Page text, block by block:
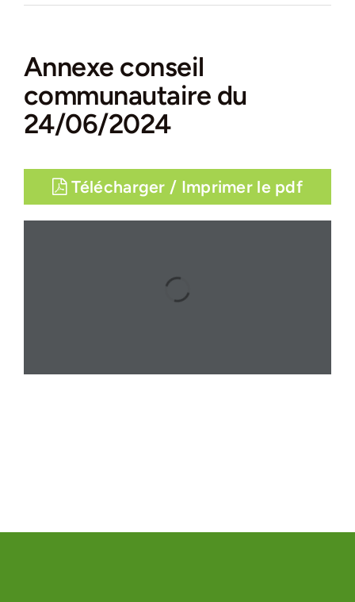
Annexe conseil
communautaire du
24/06/2024
Télécharger / Imprimer le pdf